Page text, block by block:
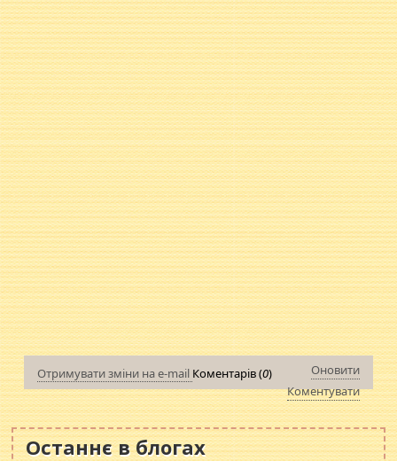
Отримувати зміни на e-mail Коментарів (0)
Оновити
Коментувати
Останнє в блогах